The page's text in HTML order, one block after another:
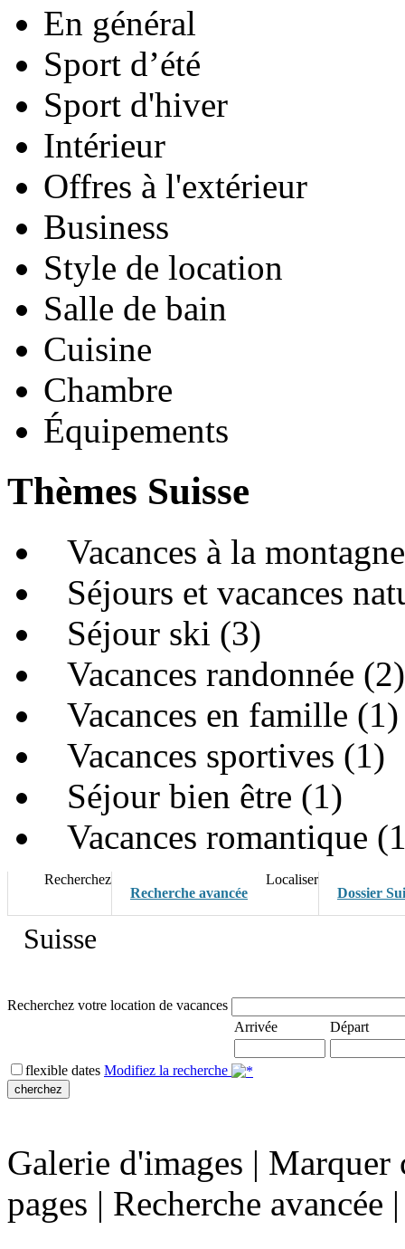
En général
Sport d’été
Sport d'hiver
Intérieur
Offres à l'extérieur
Business
Style de location
Salle de bain
Cuisine
Chambre
Équipements
Thèmes Suisse
Vacances à la
Séjours et vacances
Séjour ski (3)
Vacances randonnée (2)
Vacances en famille (1)
Vacances sportives (1)
Séjour bien être (1)
Vacances romantique
Recherchez
Recherche avancée
Localiser
Dossier
Suisse
Recherchez votre location de vacances
Arrivée
Départ
flexible dates Modifiez la recherche
Galerie d'images | Marquer
pages | Recherche avancée